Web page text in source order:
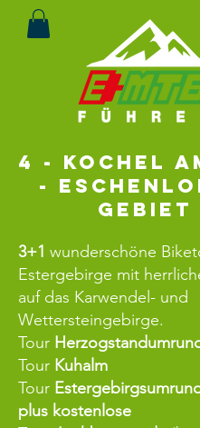
4 - Kochel
-
Gebiet
3+1 wunderschöne
Estergebirge mit
auf das Karwendel- und
Wettersteingebirge.
Tour
Tour Kuhalm
Tour
plus kostenlose